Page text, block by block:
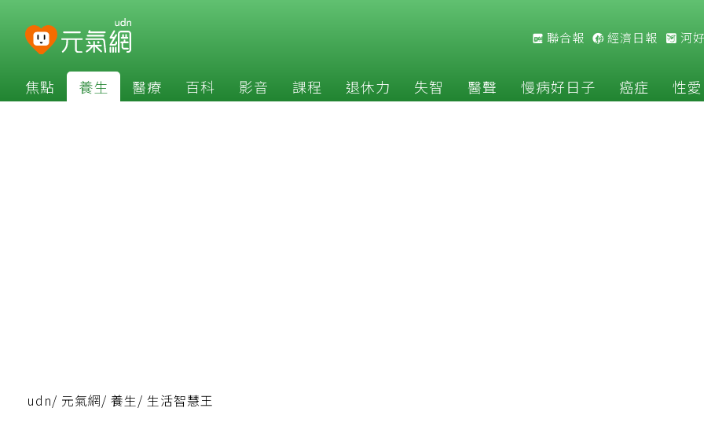
聯合報 經濟日報 河
焦點 養生 醫療 百科 影音 課程 退休力 失智 醫聲 慢病好日子 癌症 性愛
udn/ 元氣網/ 養生/ 生活智慧王